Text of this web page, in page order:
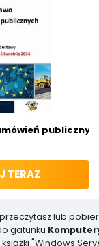
TERAZ
lub
gatunku
"Windows